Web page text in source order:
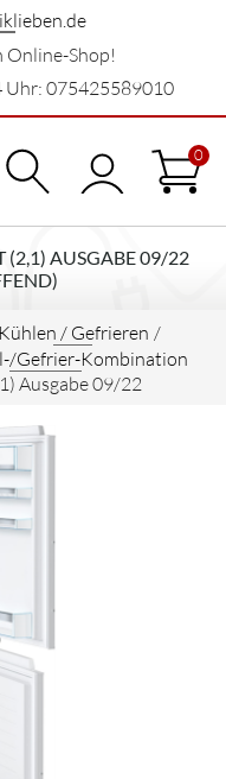
Online-Shop!
Uhr: 075425589010
0
(2,1) AUSGABE 09/22
Kühlen / Gefrieren /
Gefrier-Kombination
Ausgabe 09/22